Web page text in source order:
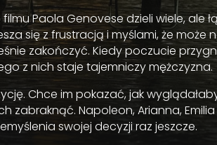
Paola Genovese dzieli wiele, ale
się z frustracją i myślami, że może
zakończyć. Kiedy poczucie
z nich staje tajemniczy mężczyzna.
Chce im pokazać, jak
zabraknąć. Napoleon, Arianna, Emilia
swojej decyzji raz jeszcze.